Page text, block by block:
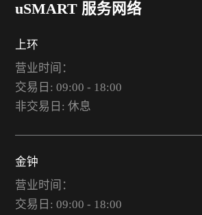
uSMART 服务网络
上环
营业时间：
交易日: 09:00 - 18:00
非交易日: 休息
金钟
营业时间：
交易日: 09:00 - 18:00